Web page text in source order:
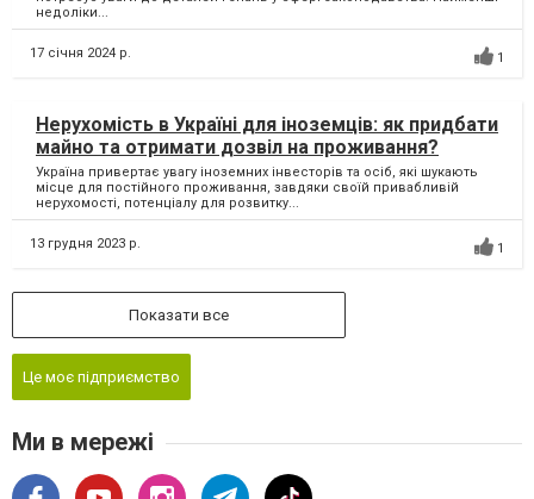
недоліки...
17 січня 2024 р. 1
Нерухомість в Україні для іноземців: як придбати
майно та отримати дозвіл на проживання?
Україна привертає увагу іноземних інвесторів та осіб, які шукають
місце для постійного проживання, завдяки своїй привабливій
нерухомості, потенціалу для розвитку...
13 грудня 2023 р. 1
Показати все
Це моє підприємство
Ми в мережі